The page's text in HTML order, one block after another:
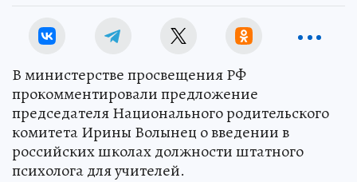
В министерстве просвещения РФ
прокомментировали предложение
председателя Национального родительского
комитета Ирины Волынец о введении в
российских школах должности штатного
психолога для учителей.